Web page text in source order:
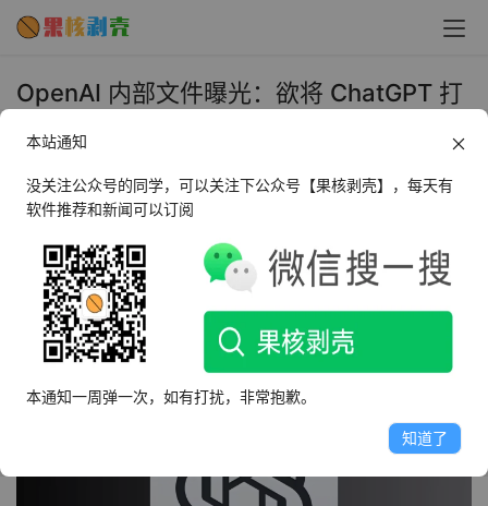
OpenAI 内部文件曝光：欲将 ChatGPT 打
核剥壳
2025年6月3日 上午10:00
6 月 3 日消息，一份近期解封的由 OpenAI 于 2024 年底
制定的文件《ch*tg*t：2025 年上半年战略》揭示了该公
司对 ch*tg*t 的宏伟蓝图，其目标直指苹果的 Siri。
本站通知
没关注公众号的同学，可以关注下公众号【果核剥壳】，每天有
软件推荐和新闻可以订阅
本通知一周弹一次，如有打扰，非常抱歉。
知道了